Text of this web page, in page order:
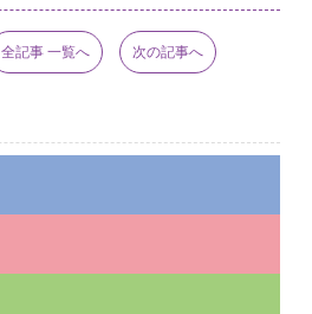
全記事 一覧へ 次の記事へ